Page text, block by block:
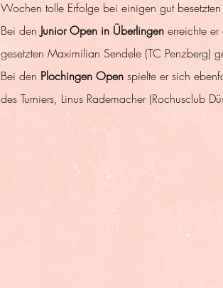
Wochen tolle Erfolge bei einigen gut besetzten
Bei den Junior Open in Überlingen erreichte er
gesetzten Maximilian Sendele (TC Penzberg)
Bei den Plochingen Open spielte er sich
des Turniers, Linus Rademacher (Rochusclub